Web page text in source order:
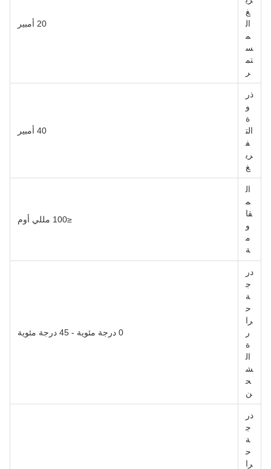
غ
ال
م
س
تم
ر
20 أمبير
ذر
و
ة
الت
ف
ري
غ
40 أمبير
ال
م
قا
و
م
ة
≤100 مللي أوم
در
ج
ة
ح
را
ر
ة
ال
ش
ح
ن
0 درجة مئوية - 45 درجة مئوية
در
ج
ة
ح
را